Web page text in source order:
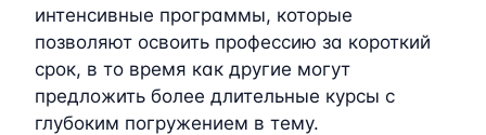
интенсивные программы, которые
позволяют освоить профессию за короткий
срок, в то время как другие могут
предложить более длительные курсы с
глубоким погружением в тему.